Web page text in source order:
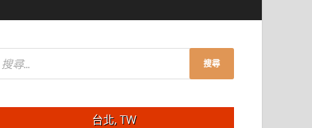
台北, TW